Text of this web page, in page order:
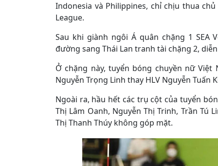
Indonesia và Philippines, chỉ chịu thua
League.
Sau khi giành ngôi Á quân chặng 1 SEA
đường sang Thái Lan tranh tài chặng 2,
Ở chặng này, tuyển bóng chuyền nữ
Nguyễn Trọng Linh thay HLV Nguyễn Tuấn
Ngoài ra, hầu hết các trụ cột của tuyển
Thị Lâm Oanh, Nguyễn Thị Trinh, Trần Tú
Thị Thanh Thúy không góp mặt.